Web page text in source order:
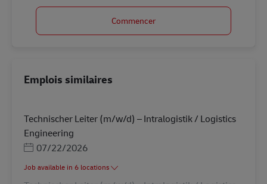
Commencer
Emplois similaires
Technischer Leiter (m/w/d) – Intralogistik / Logistics
Engineering
Posted Date
07/22/2026
Job available in 6 locations